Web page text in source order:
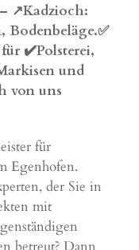
↗️Kadzioch:
Bodenbeläge.✅
✔️Polsterei,
und
von uns
für
Egenhofen.
der Sie in
mit
betreut? Dann